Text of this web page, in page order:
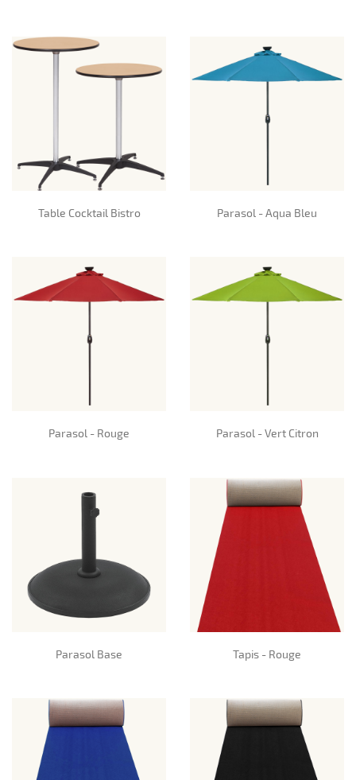
Table Cocktail Bistro Parasol - Aqua Bleu
Parasol - Rouge Parasol - Vert Citron
Parasol Base Tapis - Rouge